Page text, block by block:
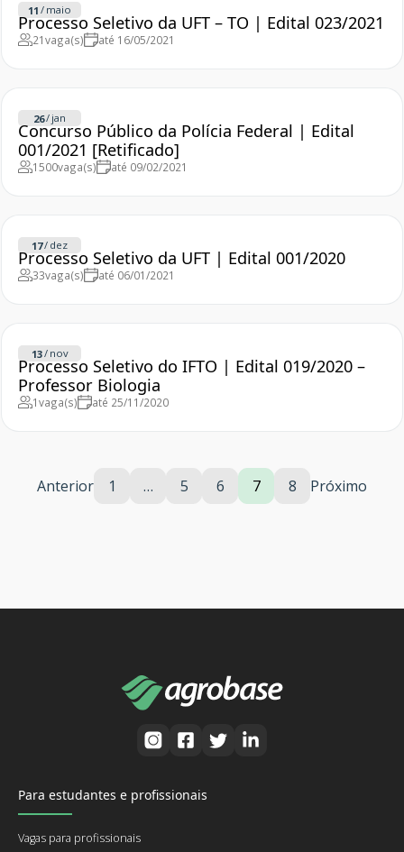
11 / maio
Processo Seletivo da UFT – TO | Edital 023/2021
21vaga(s) até 16/05/2021
26/ jan
Concurso Público da Polícia Federal | Edital
001/2021 [Retificado]
1500vaga(s) até 09/02/2021
17/ dez
Processo Seletivo da UFT | Edital 001/2020
33vaga(s) até 06/01/2021
13/ nov
Processo Seletivo do IFTO | Edital 019/2020 –
Professor Biologia
1vaga(s) até 25/11/2020
Anterior 1 … 5 6 7 8 Próximo
Para estudantes e profissionais
Vagas para profissionais